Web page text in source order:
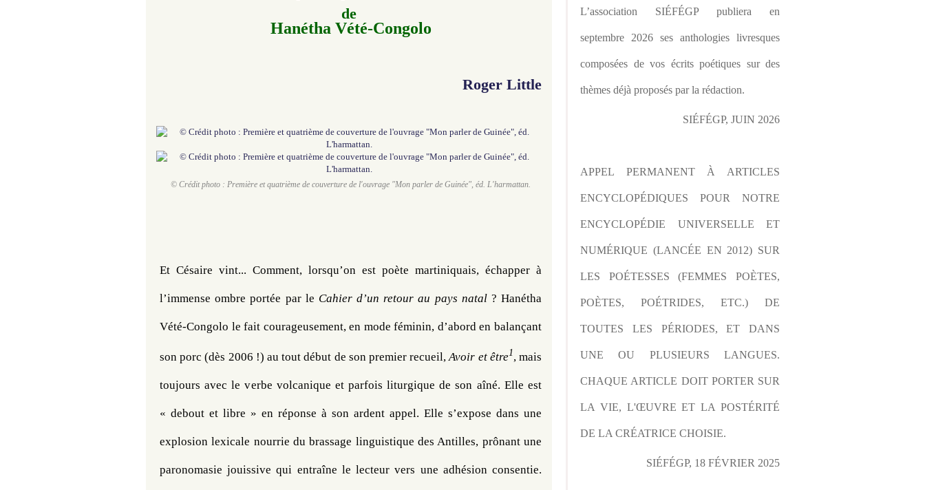
de
Hanétha Vété-Congolo
Roger Little
© Crédit photo : Première et quatrième de couverture de l'ouvrage "Mon parler de Guinée", éd. L'harmattan.
Et Césaire vint... Comment, lorsqu’on est poète martiniquais, échapper à
l’immense ombre portée par le Cahier d’un retour au pays natal ? Hanétha
Vété-Congolo le fait courageusement, en mode féminin, d’abord en balançant
son porc (dès 2006 !) au tout début de son premier recueil, Avoir et être1, mais
toujours avec le verbe volcanique et parfois liturgique de son aîné. Elle est
« debout et libre » en réponse à son ardent appel. Elle s’expose dans une
explosion lexicale nourrie du brassage linguistique des Antilles, prônant une
paronomasie jouissive qui entraîne le lecteur vers une adhésion consentie.
L’association SIÉFÉGP publiera en
septembre 2026 ses anthologies livresques
composées de vos écrits poétiques sur des
thèmes déjà proposés par la rédaction.
SIÉFÉGP, JUIN 2026
APPEL PERMANENT À ARTICLES
ENCYCLOPÉDIQUES POUR NOTRE
ENCYCLOPÉDIE UNIVERSELLE ET
NUMÉRIQUE (LANCÉE EN 2012) SUR
LES POÉTESSES (FEMMES POÈTES,
POÈTES, POÉTRIDES, ETC.) DE
TOUTES LES PÉRIODES, ET DANS
UNE OU PLUSIEURS LANGUES.
CHAQUE ARTICLE DOIT PORTER SUR
LA VIE, L'ŒUVRE ET LA POSTÉRITÉ
DE LA CRÉATRICE CHOISIE.
SIÉFÉGP, 18 FÉVRIER 2025